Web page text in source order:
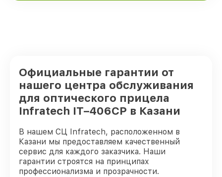
Официальные гарантии от
нашего центра обслуживания
для оптического прицела
Infratech IT–406СP в Казани
В нашем СЦ Infratech, расположенном в
Казани мы предоставляем качественный
сервис для каждого заказчика. Наши
гарантии строятся на принципах
профессионализма и прозрачности.